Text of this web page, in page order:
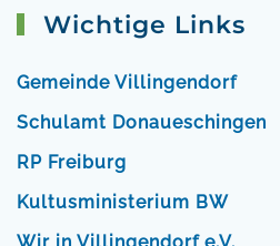
Wichtige Links
Gemeinde Villingendorf
Schulamt Donaueschingen
RP Freiburg
Kultusministerium BW